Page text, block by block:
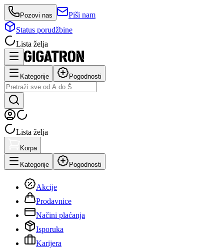
Pozovi nas
Piši nam
Status porudžbine
Lista želja
Kategorije Pogodnosti
Lista želja
Korpa
Kategorije Pogodnosti
Akcije
Prodavnice
Načini plaćanja
Isporuka
Karijera